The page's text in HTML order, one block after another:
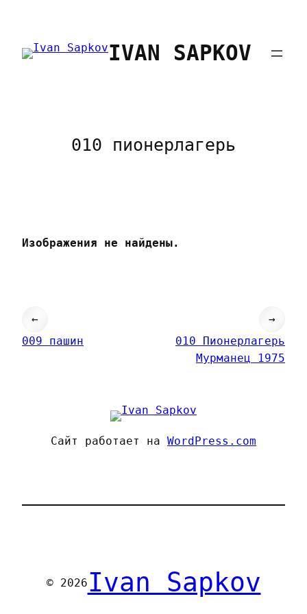
содержимому
IVAN SAPKOV
010 пионерлагерь
Изображения не найдены.
←
009 пашин
010 Пионерлагерь
Мурманец 1975
→
Сайт работает на WordPress.com
© 2026 Ivan Sapkov